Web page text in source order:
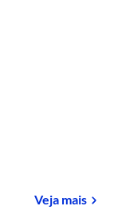
Veja mais